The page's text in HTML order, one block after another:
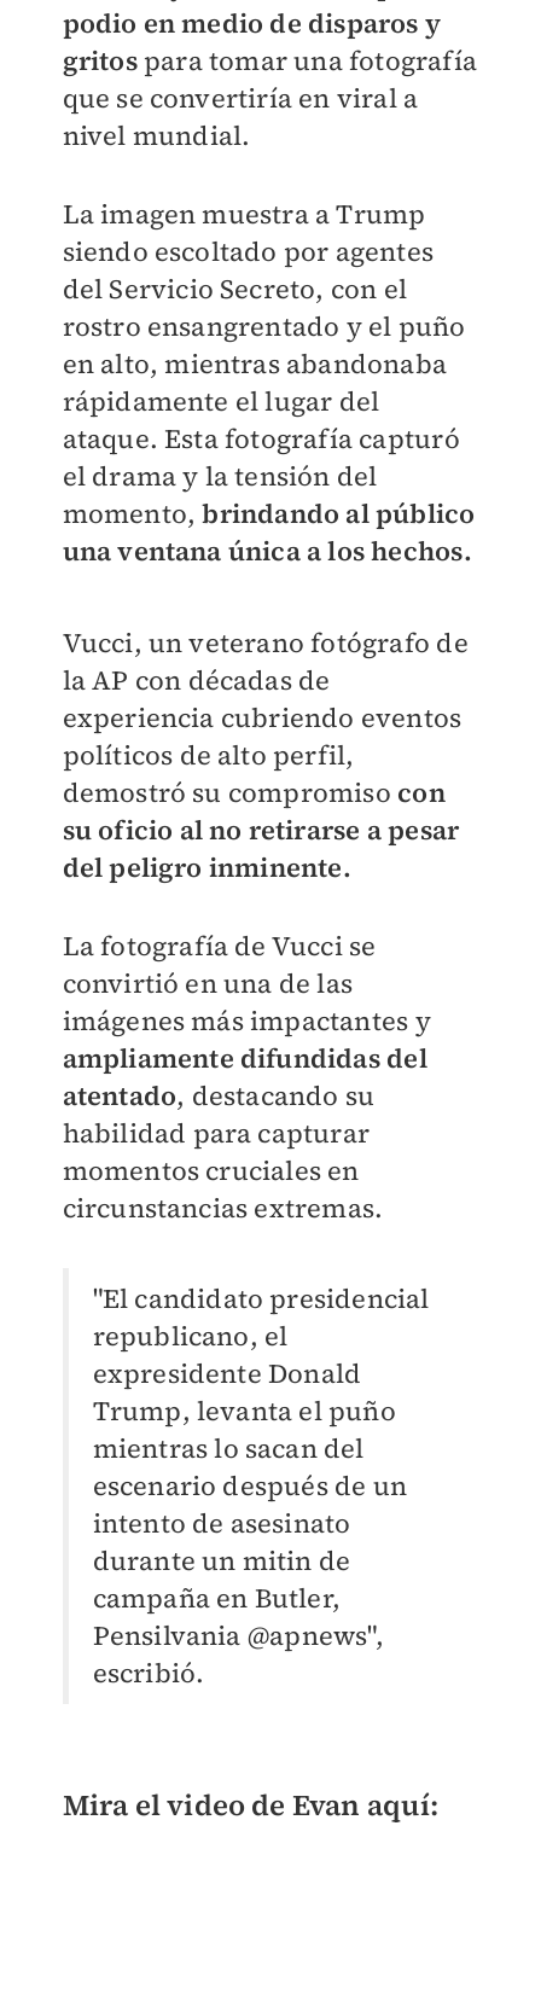
podio en medio de disparos y
gritospara tomar una fotografía
que se convertiría en viral a
nivel mundial.
La imagen muestra a Trump
siendo escoltado por agentes
del Servicio Secreto, con el
rostro ensangrentado y el puño
en alto, mientras abandonaba
rápidamente el lugar del
ataque. Esta fotografía capturó
el drama y la tensión del
momento, brindando al público
una ventana única a los hechos.
Vucci, un veterano fotógrafo de
la AP con décadas de
experiencia cubriendo eventos
políticos de alto perfil,
demostró su compromiso con
su oficio al no retirarse a pesar
del peligro inminente.
La fotografía de Vucci se
convirtió en una de las
imágenes más impactantes y
ampliamente difundidas del
atentado, destacando su
habilidad para capturar
momentos cruciales en
circunstancias extremas.
"El candidato presidencial
republicano, el
expresidente Donald
Trump, levanta el puño
mientras lo sacan del
escenario después de un
intento de asesinato
durante un mitin de
campaña en Butler,
Pensilvania @apnews",
escribió.
Mira el video de Evan aquí: